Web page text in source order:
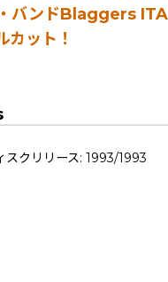
バンドBlaggers
カット！
スクリリース: 1993/1993